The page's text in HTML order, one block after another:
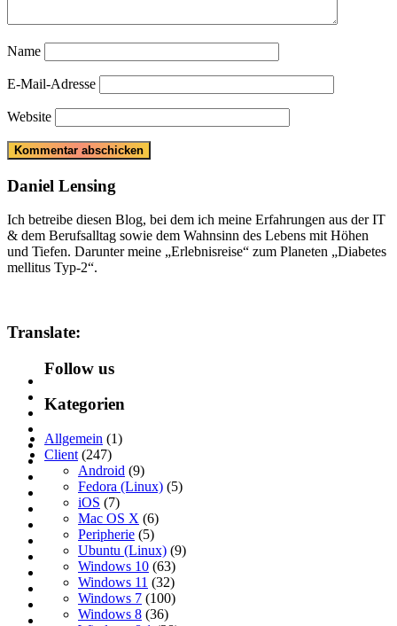
Name
E-Mail-Adresse
Website
Daniel Lensing
Ich betreibe diesen Blog, bei dem ich meine Erfahrungen aus der IT
& dem Berufsalltag sowie dem Wahnsinn des Lebens mit Höhen
und Tiefen. Darunter meine „Erlebnisreise“ zum Planeten „Diabetes
mellitus Typ-2“.
Translate:
Follow us
Kategorien
Allgemein (1)
Client (247)
Android (9)
Fedora (Linux) (5)
iOS (7)
Mac OS X (6)
Peripherie (5)
Ubuntu (Linux) (9)
Windows 10 (63)
Windows 11 (32)
Windows 7 (100)
Windows 8 (36)